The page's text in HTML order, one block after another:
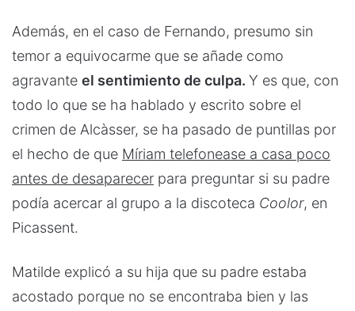
Además, en el caso de Fernando, presumo sin
temor a equivocarme que se añade como
agravante el sentimiento de culpa. Y es que, con
todo lo que se ha hablado y escrito sobre el
crimen de Alcàsser, se ha pasado de puntillas por
el hecho de que Míriam telefonease a casa poco
antes de desaparecer para preguntar si su padre
podía acercar al grupo a la discoteca Coolor, en
Picassent.
Matilde explicó a su hija que su padre estaba
acostado porque no se encontraba bien y las